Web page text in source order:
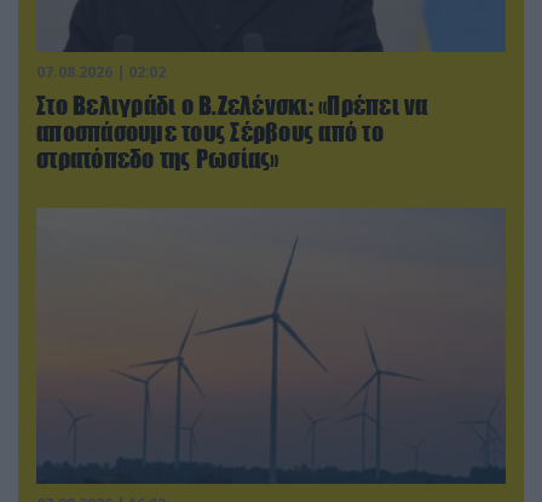
07.08.2026 | 02:02
Στο Βελιγράδι ο Β.Ζελένσκι: «Πρέπει να
αποσπάσουμε τους Σέρβους από το
στρατόπεδο της Ρωσίας»